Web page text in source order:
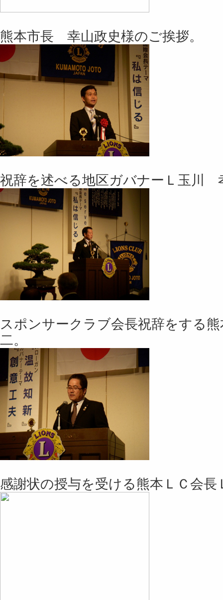
熊本市長 幸山政史様のご挨拶。
祝辞を述べる地区ガバナーＬ玉川
スポンサークラブ会長祝辞をする
二。
感謝状の授与を受ける熊本ＬＣ会長